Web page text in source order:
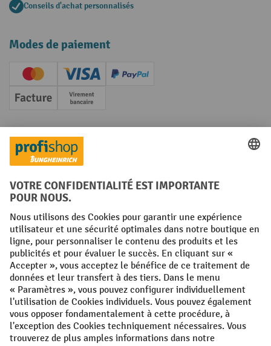
Conseils d'achat personnalisés
Modes de paiement
Creditcard (Master)Creditcard (Visa)
PayPal
Facture Paiement anticipé
Réseaux sociaux
Facebook
YouTube
LinkedInInstagram
Conditions générales Mentions légales
Protection des Données Politique de cookies
All prices excl. VAT plusshipping costsand possible delivery charges,
if not stated otherwise.
¹ La remise est valable jusqu'à épuisement des stocks. La remise ne
s'applique pas aux prix spéciaux. Il n'est pas possible de le combiner
avec d'autres réductions en pourcentage ou bons de réduction. | ² Une